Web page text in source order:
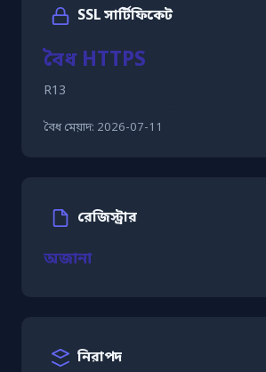
SSL সার্টিফিকেট
বৈধ HTTPS
R13
বৈধ মেয়াদ: 2026-07-11
রেজিস্ট্রার
অজানা
নিরাপদ